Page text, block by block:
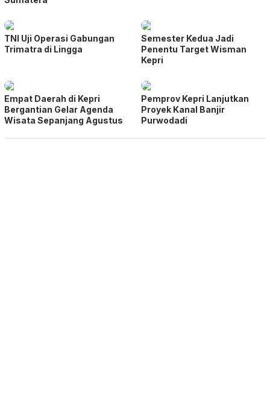
TNI Uji Operasi Gabungan
Trimatra di Lingga
Semester Kedua Jadi
Penentu Target Wisman
Kepri
Empat Daerah di Kepri
Bergantian Gelar Agenda
Wisata Sepanjang Agustus
Pemprov Kepri Lanjutkan
Proyek Kanal Banjir
Purwodadi